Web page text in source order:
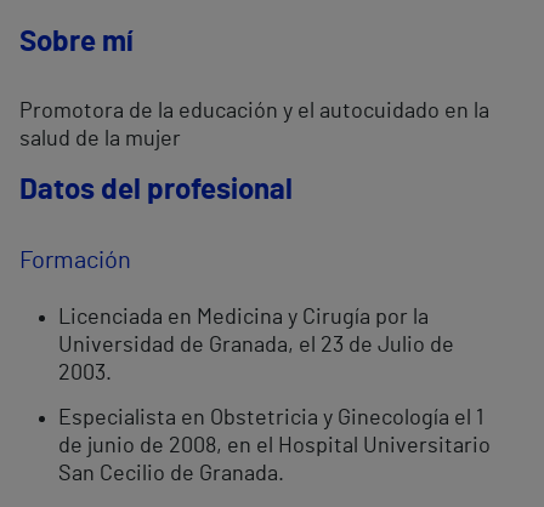
Sobre mí
Promotora de la educación y el autocuidado en la
salud de la mujer
Datos del profesional
Formación
Licenciada en Medicina y Cirugía por la
Universidad de Granada, el 23 de Julio de
2003.
Especialista en Obstetricia y Ginecología el 1
de junio de 2008, en el Hospital Universitario
San Cecilio de Granada.